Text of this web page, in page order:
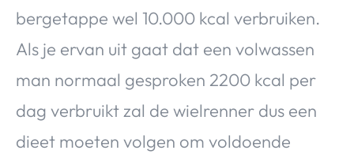
Over Valerie
Over Valerie
De Top 5
VALERIE'S CHOICE
bergetappe wel 10.000 kcal verbruiken.
Als je ervan uit gaat dat een volwassen
man normaal gesproken 2200 kcal per
dag verbruikt zal de wielrenner dus een
dieet moeten volgen om voldoende